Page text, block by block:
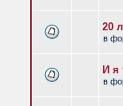
20
в
И я
в